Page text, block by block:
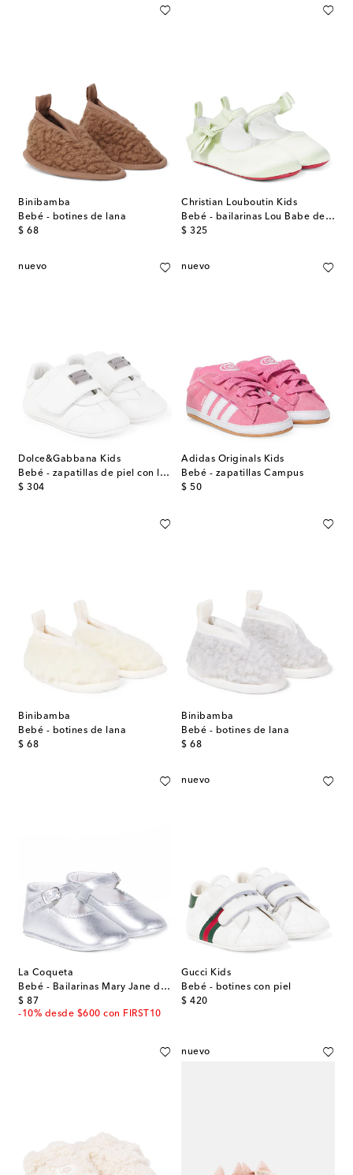
Binibamba
Bebé - botines de lana
$ 68
original price
Christian Louboutin Kids
Bebé - bailarinas Lou Babe de crepé de satén
$ 325
original price
nuevo
Dolce&Gabbana Kids
Bebé - zapatillas de piel con logo
$ 304
original price
nuevo
Adidas Originals Kids
Bebé - zapatillas Campus
$ 50
original price
Binibamba
Bebé - botines de lana
$ 68
original price
Binibamba
Bebé - botines de lana
$ 68
original price
La Coqueta
Bebé - Bailarinas Mary Jane de piel metalizada
$ 87
original price
-10% desde $600 con FIRST10
nuevo
Gucci Kids
Bebé - botines con piel
$ 420
original price
nuevo